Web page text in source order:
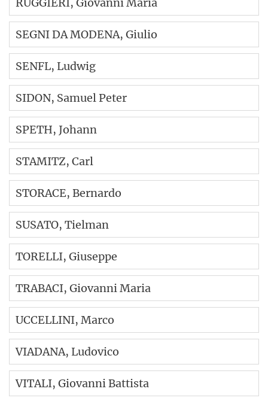
SEGNI DA MODENA, Giulio
SENFL, Ludwig
SIDON, Samuel Peter
SPETH, Johann
STAMITZ, Carl
STORACE, Bernardo
SUSATO, Tielman
TORELLI, Giuseppe
TRABACI, Giovanni Maria
UCCELLINI, Marco
VIADANA, Ludovico
VITALI, Giovanni Battista